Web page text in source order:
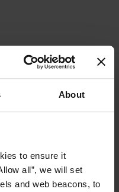
About
to ensure it
all”, we will set
and web beacons, to